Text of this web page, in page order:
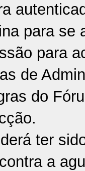
para se
para
de
do
ter
a